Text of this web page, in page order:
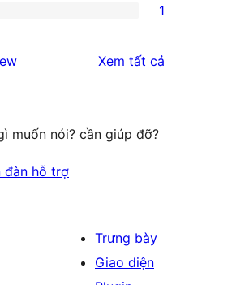
1
Xem tất cả
muốn nói? cần giúp đỡ?
đàn hỗ trợ
Trưng bày
Giao diện